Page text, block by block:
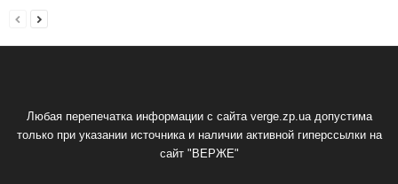
Любая перепечатка информации с сайта verge.zp.ua допустима
только при указании источника и наличии активной гиперссылки на
сайт "ВЕРЖЕ"